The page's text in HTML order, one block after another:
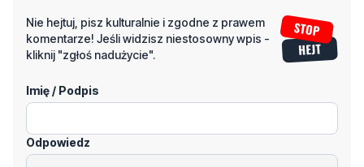
Nie hejtuj, pisz kulturalnie i zgodne z prawem
komentarze! Jeśli widzisz niestosowny wpis -
kliknij "zgłoś nadużycie".
Imię / Podpis
Odpowiedz